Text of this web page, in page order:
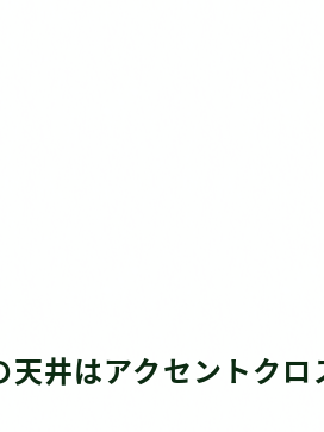
天井はアクセントクロ